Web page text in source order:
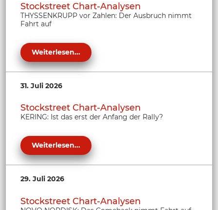
Stockstreet Chart-Analysen
THYSSENKRUPP vor Zahlen: Der Ausbruch nimmt
Fahrt auf
Weiterlesen...
31. Juli 2026
Stockstreet Chart-Analysen
KERING: Ist das erst der Anfang der Rally?
Weiterlesen...
29. Juli 2026
Stockstreet Chart-Analysen